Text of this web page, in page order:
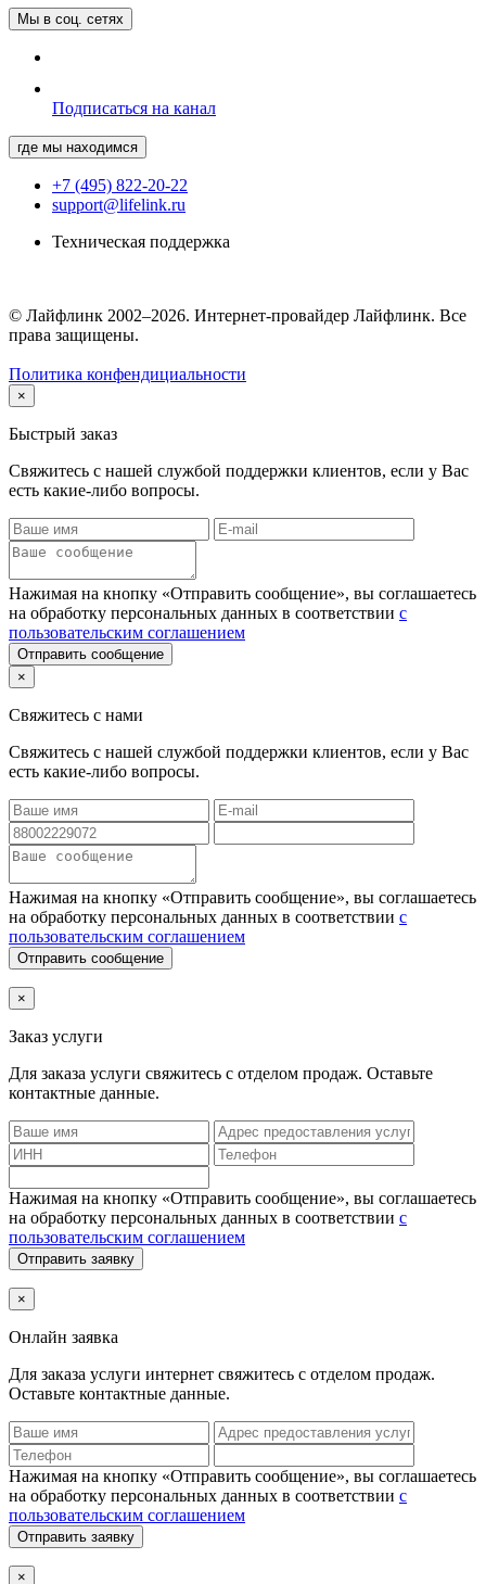
Мы в соц. сетях
Подписаться на канал
где мы находимся
+7 (495) 822-20-22
support@lifelink.ru
Техническая поддержка
© Лайфлинк 2002–2026. Интернет-провайдер Лайфлинк. Все
права защищены.
Политика конфендициальности
×
Быстрый заказ
Свяжитесь с нашей службой поддержки клиентов, если у Вас
есть какие-либо вопросы.
Нажимая на кнопку «Отправить сообщение», вы соглашаетесь
на обработку персональных данных в соответствии с
пользовательским соглашением
Отправить сообщение
×
Свяжитесь с нами
Свяжитесь с нашей службой поддержки клиентов, если у Вас
есть какие-либо вопросы.
Нажимая на кнопку «Отправить сообщение», вы соглашаетесь
на обработку персональных данных в соответствии с
пользовательским соглашением
Отправить сообщение
×
Заказ услуги
Для заказа услуги свяжитесь с отделом продаж. Оставьте
контактные данные.
Нажимая на кнопку «Отправить сообщение», вы соглашаетесь
на обработку персональных данных в соответствии с
пользовательским соглашением
Отправить заявку
×
Онлайн заявка
Для заказа услуги интернет свяжитесь с отделом продаж.
Оставьте контактные данные.
Нажимая на кнопку «Отправить сообщение», вы соглашаетесь
на обработку персональных данных в соответствии с
пользовательским соглашением
Отправить заявку
×